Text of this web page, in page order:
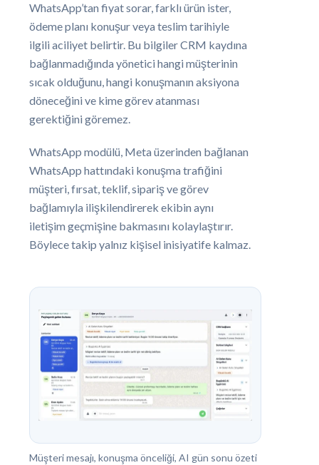
WhatsApp’tan fiyat sorar, farklı ürün ister,
ödeme planı konuşur veya teslim tarihiyle
ilgili aciliyet belirtir. Bu bilgiler CRM kaydına
bağlanmadığında yönetici hangi müşterinin
sıcak olduğunu, hangi konuşmanın aksiyona
döneceğini ve kime görev atanması
gerektiğini göremez.
WhatsApp modülü, Meta üzerinden bağlanan
WhatsApp hattındaki konuşma trafiğini
müşteri, fırsat, teklif, sipariş ve görev
bağlamıyla ilişkilendirerek ekibin aynı
iletişim geçmişine bakmasını kolaylaştırır.
Böylece takip yalnız kişisel inisiyatife kalmaz.
Müşteri mesajı, konuşma önceliği, AI gün sonu özeti